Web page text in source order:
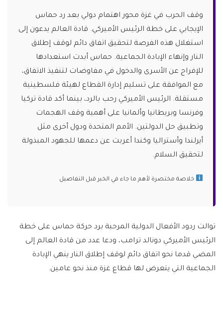
وقف الحرب في غزة محور اهتمام دولي بعد رد حماس
الإيجابي على خطة الرئيس الأميركي. قادة العالم يدعون إلى
استغلال هذه الفرصة لتحقيق اتفاق دائم لوقف إطلاق
النار وإنهاء الإبادة الجماعية. حماس أبدت استعدادها
للإفراج عن الأسرى والدخول في مفاوضات لتنفيذ الاتفاق،
مع الموافقة على تسليم إدارة القطاع لهيئة فلسطينية
مستقلة. الرئيس الأميركي رحب بالرد، بينما أكد قادة تركيا
وفرنسا وبريطانيا وألمانيا على أهمية وقف الهجمات
وتطبيق حل الدولتين. الأمم المتحدة ودول أخرى مثل
أيرلندا وأستراليا وكندا أعربت عن دعمها للجهود المبذولة
لتحقيق السلام.
خلاصة مختصرة لأهم ما جاء في الخبر قبل التفاصيل
توالت ردود الأفعال الدولية المرحبة برد حركة حماس على خطة
الرئيس الأميركي دونالد ترامب، ودعا عدد من قادة العالم إلى
المضي قدما نحو اتفاق دائم لوقف إطلاق النار ينهي الإبادة
الجماعية التي يتعرض لها قطاع غزة منذ نحو عامين.